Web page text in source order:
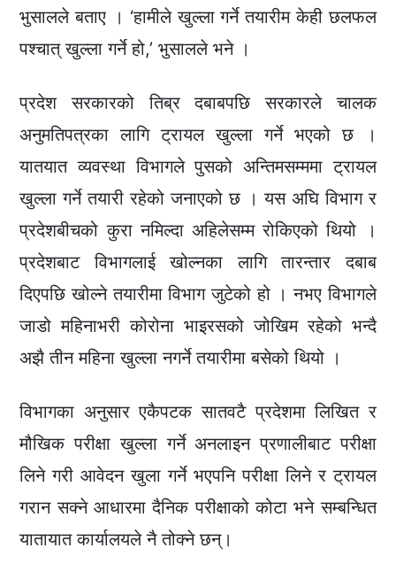
भुसालले बताए । ‘हामीले खुल्ला गर्ने तयारीम केही छलफल
पश्चात् खुल्ला गर्ने हो,’ भुसालले भने ।
प्रदेश सरकारको तिब्र दबाबपछि सरकारले चालक
अनुमतिपत्रका लागि ट्रायल खुल्ला गर्ने भएको छ ।
यातयात व्यवस्था विभागले पुसको अन्तिमसम्ममा ट्रायल
खुल्ला गर्ने तयारी रहेको जनाएको छ । यस अघि विभाग र
प्रदेशबीचको कुरा नमिल्दा अहिलेसम्म रोकिएको थियो ।
प्रदेशबाट विभागलाई खोल्नका लागि तारन्तार दबाब
दिएपछि खोल्ने तयारीमा विभाग जुटेको हो । नभए विभागले
जाडो महिनाभरी कोरोना भाइरसको जोखिम रहेको भन्दै
अझै तीन महिना खुल्ला नगर्ने तयारीमा बसेको थियो ।
विभागका अनुसार एकैपटक सातवटै प्रदेशमा लिखित र
मौखिक परीक्षा खुल्ला गर्ने अनलाइन प्रणालीबाट परीक्षा
लिने गरी आवेदन खुला गर्ने भएपनि परीक्षा लिने र ट्रायल
गरान सक्ने आधारमा दैनिक परीक्षाको कोटा भने सम्बन्धित
यातायात कार्यालयले नै तोक्ने छन्।